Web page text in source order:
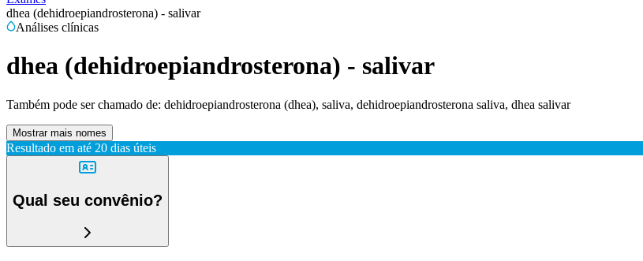
dhea (dehidroepiandrosterona) - salivar
Análises clínicas
dhea (dehidroepiandrosterona) - salivar
Também pode ser chamado de: dehidroepiandrosterona (dhea), saliva, dehidroepiandrosterona saliva, dhea salivar
Mostrar mais nomes
Resultado em até 20 dias úteis
Qual seu convênio?